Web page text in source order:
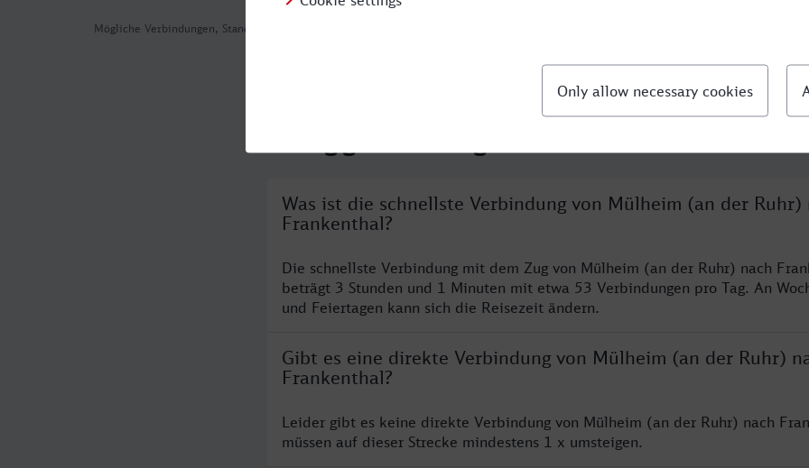
Mögliche Verbindungen, Stand: 2026-08-05 12:34
Was ist die schnellste Verbindung von Mülheim (an der Ruhr)
Frankenthal?
Die schnellste Verbindung mit dem Zug von Mülheim (an der Ruhr) nach
beträgt 3 Stunden und 1 Minuten mit etwa 53 Verbindungen pro Tag. An
und Feiertagen kann sich die Reisezeit ändern.
Gibt es eine direkte Verbindung von Mülheim (an der Ruhr)
Frankenthal?
Leider gibt es keine direkte Verbindung von Mülheim (an der Ruhr) nach
müssen auf dieser Strecke mindestens 1 x umsteigen.